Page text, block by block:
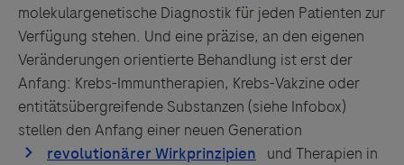
molekulargenetische Diagnostik für jeden Patienten zur
Verfügung stehen. Und eine präzise, an den eigenen
Veränderungen orientierte Behandlung ist erst der
Anfang: Krebs-Immuntherapien, Krebs-Vakzine oder
entitätsübergreifende Substanzen (siehe Infobox)
stellen den Anfang einer neuen Generation
und Therapien in